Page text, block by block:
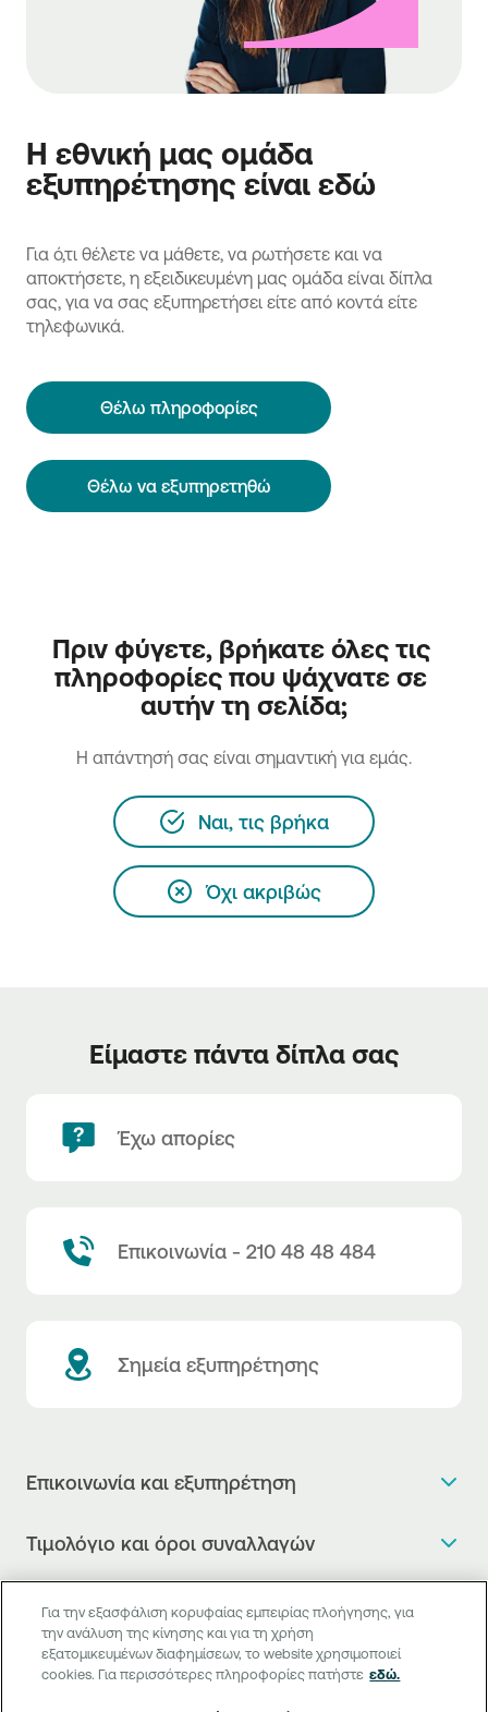
Η εθνική μας ομάδα
εξυπηρέτησης είναι εδώ
Για ό,τι θέλετε να μάθετε, να ρωτήσετε και να
αποκτήσετε, η εξειδικευμένη μας ομάδα είναι δίπλα
σας, για να σας εξυπηρετήσει είτε από κοντά είτε
τηλεφωνικά.
Θέλω πληροφορίες
Θέλω να εξυπηρετηθώ
Πριν φύγετε, βρήκατε όλες τις
πληροφορίες που ψάχνατε σε
αυτήν τη σελίδα;
H απάντησή σας είναι σημαντική για εμάς.
Ναι, τις βρήκα
Όχι ακριβώς
Είμαστε πάντα δίπλα σας
Έχω απορίες
Επικοινωνία - 210 48 48 484
Σημεία εξυπηρέτησης
Επικοινωνία και εξυπηρέτηση
Η νέα Ψηφιακή Εποχή στις συναλλαγές, έφτασε!
Θέλω να μιλήσω με Corporate Transaction Banking
Officer
Τιμολόγιο και όροι συναλλαγών
Τιμολόγιο της Τράπεζας
Δελτίο τιμών συναλλάγματος
Δελτίο πληροφόρησης περί τελών
Χρήσιμοι σύνδεσμοι
Συχνές ερωτήσεις
Κανονιστική Συμμόρφωση
Digital Banking
Για την εξασφάλιση κορυφαίας εμπειρίας πλοήγησης, για
την ανάλυση της κίνησης και για τη χρήση
εξατομικευμένων διαφημίσεων, το website χρησιμοποιεί
cookies. Για περισσότερες πληροφορίες πατήστε εδώ.